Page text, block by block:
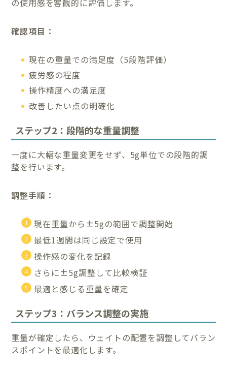
確認項目：
現在の重量での満足度（5段階評価）
疲労感の程度
操作精度への満足度
改善したい点の明確化
ステップ2：段階的な重量調整
一度に大幅な重量変更をせず、5g単位での段階的調
整を行います。
調整手順：
現在重量から±5gの範囲で調整開始
最低1週間は同じ設定で使用
操作感の変化を記録
さらに±5g調整して比較検証
最適と感じる重量を確定
ステップ3：バランス調整の実施
重量が確定したら、ウェイトの配置を調整してバラン
スポイントを最適化します。